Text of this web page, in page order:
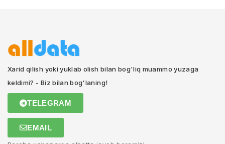
Xarid qilish yoki yuklab olish bilan bog'liq muammo yuzaga
keldimi? - Biz bilan bog'laning!
TELEGRAM
EMAIL